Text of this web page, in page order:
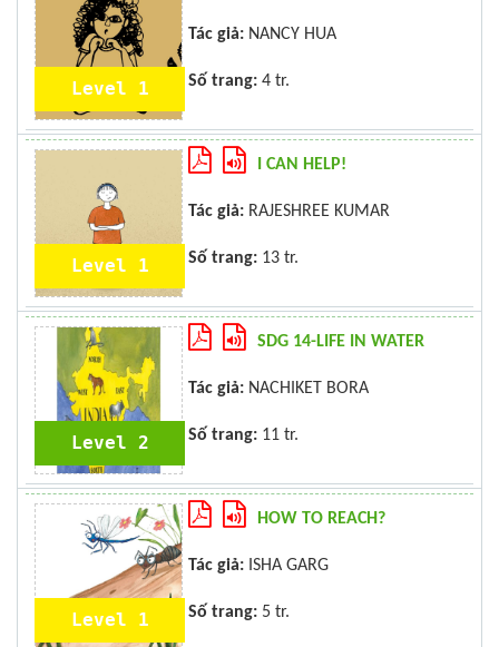
Level 1
Tác giả: NANCY HUA
Số trang: 4 tr.
Level 1
I CAN HELP!
Tác giả: RAJESHREE KUMAR
Số trang: 13 tr.
Level 2
SDG 14-LIFE IN WATER
Tác giả: NACHIKET BORA
Số trang: 11 tr.
Level 1
HOW TO REACH?
Tác giả: ISHA GARG
Số trang: 5 tr.